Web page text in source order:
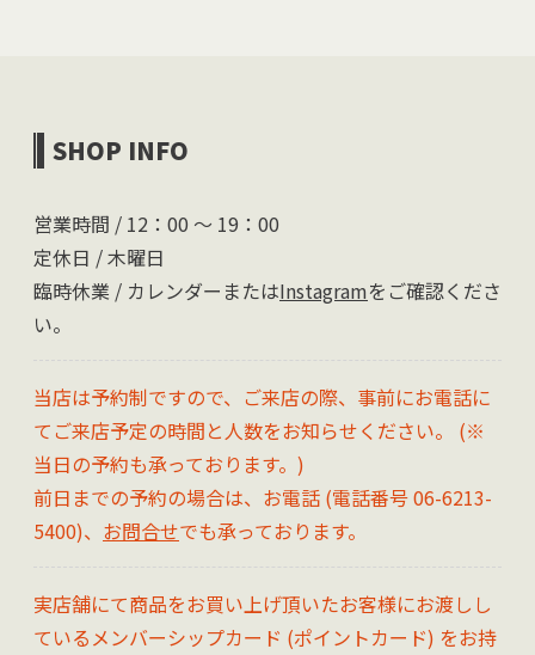
SHOP INFO
営業時間 / 12：00 〜 19：00
定休日 / 木曜日
臨時休業 / カレンダーまたはInstagramをご確認くださ
い。
当店は予約制ですので、ご来店の際、事前にお電話に
てご来店予定の時間と人数をお知らせください。 (※
当日の予約も承っております。)
前日までの予約の場合は、お電話 (電話番号 06-6213-
5400)、 お問合せでも承っております。
実店舗にて商品をお買い上げ頂いたお客様にお渡しし
ているメンバーシップカード (ポイントカード) をお持